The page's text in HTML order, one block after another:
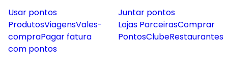
Usar pontos
ProdutosViagensVales-
compraPagar fatura
com pontos
Juntar pontos
Lojas ParceirasComprar
PontosClubeRestaurantes